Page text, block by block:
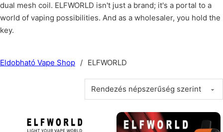
dual mesh coil. ELFWORLD isn't just a brand; it's a portal to a
world of vaping possibilities. And as a wholesaler, you hold the
key.
Eldobható Vape Shop / ELFWORLD